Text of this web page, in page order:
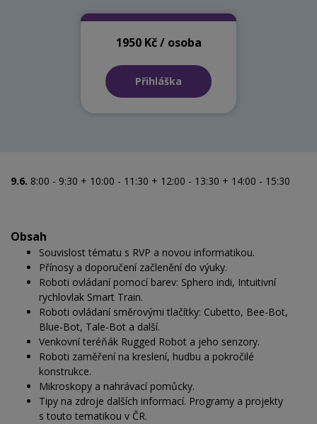
1950 Kč / osoba
Přihláška
9.6. 8:00 - 9:30 + 10:00 - 11:30 + 12:00 - 13:30 + 14:00 - 15:30
Obsah
Souvislost tématu s RVP a novou informatikou.
Přínosy a doporučení začlenění do výuky.
Roboti ovládaní pomocí barev: Sphero indi, Intuitivní
rychlovlak Smart Train.
Roboti ovládaní směrovými tlačítky: Cubetto, Bee-Bot,
Blue-Bot, Tale-Bot a další.
Venkovní teréňák Rugged Robot a jeho senzory.
Roboti zaměření na kreslení, hudbu a pokročilé
konstrukce.
Mikroskopy a nahrávací pomůcky.
Tipy na zdroje dalších informací. Programy a projekty
s touto tematikou v ČR.